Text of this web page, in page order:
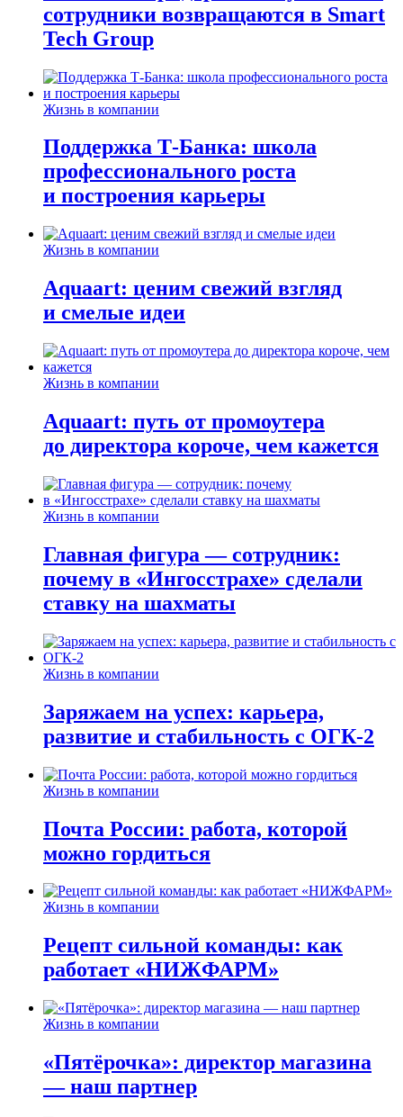
сотрудники возвращаются в Smart
Tech Group
Жизнь в компании
Поддержка Т-Банка: школа
профессионального роста
и построения карьеры
Жизнь в компании
Aquaart: ценим свежий взгляд
и смелые идеи
Жизнь в компании
Aquaart: путь от промоутера
до директора короче, чем кажется
Жизнь в компании
Главная фигура — сотрудник:
почему в «Ингосстрахе» сделали
ставку на шахматы
Жизнь в компании
Заряжаем на успех: карьера,
развитие и стабильность c ОГК-2
Жизнь в компании
Почта России: работа, которой
можно гордиться
Жизнь в компании
Рецепт сильной команды: как
работает «НИЖФАРМ»
Жизнь в компании
«Пятёрочка»: директор магазина
— наш партнер